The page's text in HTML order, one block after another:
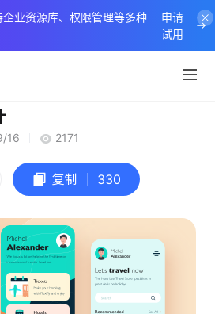
业资源库、权限管理等多种
申请
试用
16 2171
复制 330